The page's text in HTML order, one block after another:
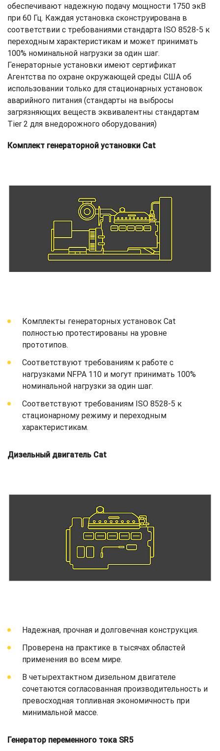
обеспечивают надежную подачу мощности 1750 экВ
при 60 Гц. Каждая установка сконструирована в
соответствии с требованиями стандарта ISO 8528-5 к
переходным характеристикам и может принимать
100% номинальной нагрузки за один шаг.
Генераторные установки имеют сертификат
Агентства по охране окружающей среды США об
использовании только для стационарных установок
аварийного питания (стандарты на выбросы
загрязняющих веществ эквивалентны стандартам
Tier 2 для внедорожного оборудования)
Комплект генераторной установки Cat
Комплекты генераторных установок Cat
полностью протестированы на уровне
прототипов.
Соответствуют требованиям к работе с
нагрузками NFPA 110 и могут принимать 100%
номинальной нагрузки за один шаг.
Соответствуют требованиям ISO 8528-5 к
стационарному режиму и переходным
характеристикам.
Дизельный двигатель Cat
Надежная, прочная и долговечная конструкция.
Проверена на практике в тысячах областей
применения во всем мире.
В четырехтактном дизельном двигателе
сочетаются согласованная производительность и
превосходная топливная экономичность при
минимальной массе.
Генератор переменного тока SR5